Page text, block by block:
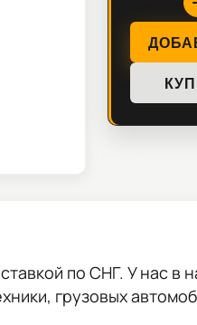
по СНГ. У нас в
грузовых